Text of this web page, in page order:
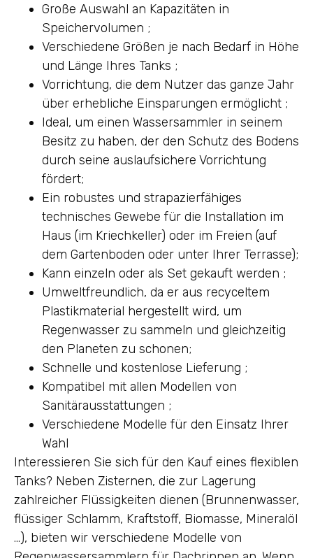
Große Auswahl an Kapazitäten in
Speichervolumen ;
Verschiedene Größen je nach Bedarf in Höhe
und Länge Ihres Tanks ;
Vorrichtung, die dem Nutzer das ganze Jahr
über erhebliche Einsparungen ermöglicht ;
Ideal, um einen Wassersammler in seinem
Besitz zu haben, der den Schutz des Bodens
durch seine auslaufsichere Vorrichtung
fördert;
Ein robustes und strapazierfähiges
technisches Gewebe für die Installation im
Haus (im Kriechkeller) oder im Freien (auf
dem Gartenboden oder unter Ihrer Terrasse);
Kann einzeln oder als Set gekauft werden ;
Umweltfreundlich, da er aus recyceltem
Plastikmaterial hergestellt wird, um
Regenwasser zu sammeln und gleichzeitig
den Planeten zu schonen;
Schnelle und kostenlose Lieferung ;
Kompatibel mit allen Modellen von
Sanitärausstattungen ;
Verschiedene Modelle für den Einsatz Ihrer
Wahl
Interessieren Sie sich für den Kauf eines flexiblen
Tanks? Neben Zisternen, die zur Lagerung
zahlreicher Flüssigkeiten dienen (Brunnenwasser,
flüssiger Schlamm, Kraftstoff, Biomasse, Mineralöl
…), bieten wir verschiedene Modelle von